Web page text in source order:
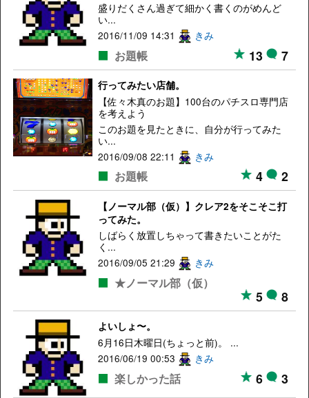
盛りだくさん過ぎて細かく書くのがめんど
い...
2016/11/09 14:31
きみ
お題帳 13 7
行ってみたい店舗。
【佐々木真のお題】100台のパチスロ専門店
を考えよう
このお題を見たときに、自分が行ってみた
い...
2016/09/08 22:11
きみ
お題帳 4 2
【ノーマル部（仮）】クレア2をそこそこ打
ってみた。
しばらく放置しちゃって書きたいことがた
く...
2016/09/05 21:29
きみ
★ノーマル部（仮）
5 8
よいしょ〜。
6月16日木曜日(ちょっと前)。 ...
2016/06/19 00:53
きみ
楽しかった話 6 3